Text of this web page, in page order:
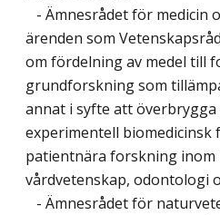
- Ämnesrådet för medicin
ärenden som
om fördelning av medel till
grundforskning som
annat i syfte att överbrygga
experimentell biomedicinsk
patientnära forskning inom
vårdvetenskap, odontologi
- Ämnesrådet för